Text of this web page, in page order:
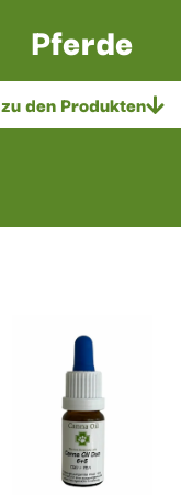
Pferde
zu den Produkten